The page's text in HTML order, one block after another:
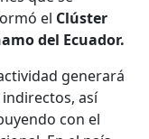
el Clúster
del Ecuador.
generará
indirectos, así
con el